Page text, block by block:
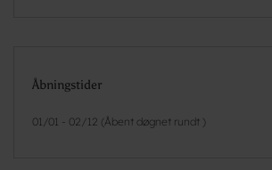
Åbningstider
01/01 - 02/12 (Åbent døgnet rundt )